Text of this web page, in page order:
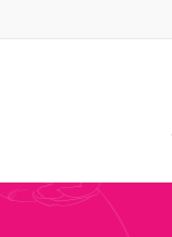
1666-4090